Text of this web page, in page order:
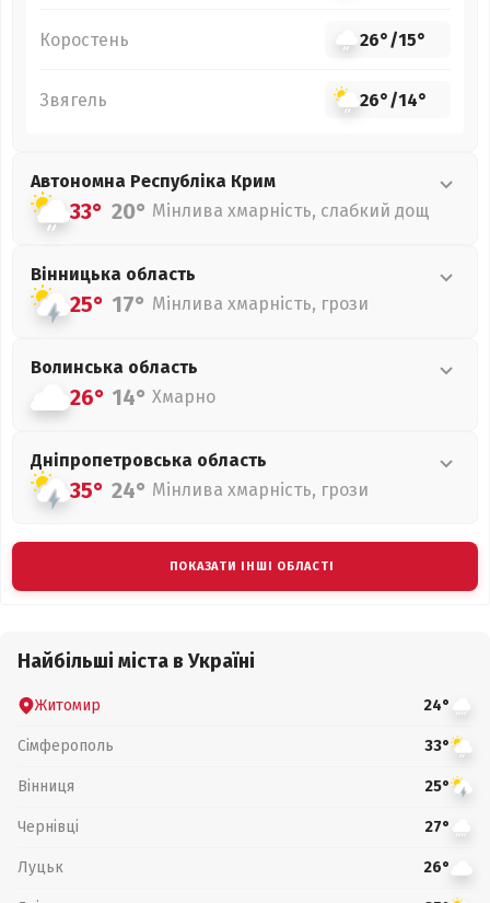
Коростень 26°/15°
Звягель 26°/14°
Автономна Республіка Крим
33° 20° Мінлива хмарність, слабкий дощ
Вінницька область
25° 17° Мінлива хмарність, грози
Волинська область
26° 14° Хмарно
Дніпропетровська область
35° 24° Мінлива хмарність, грози
ПОКАЗАТИ ІНШІ ОБЛАСТІ
Найбільші міста в Україні
Житомир 24°
Сімферополь 33°
Вінниця 25°
Чернівці 27°
Луцьк 26°